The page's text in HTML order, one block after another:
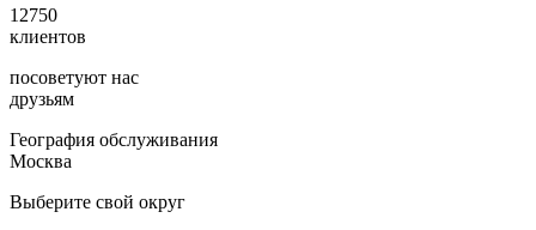
12750
клиентов
посоветуют нас
друзьям
География обслуживания
Москва
Выберите свой округ